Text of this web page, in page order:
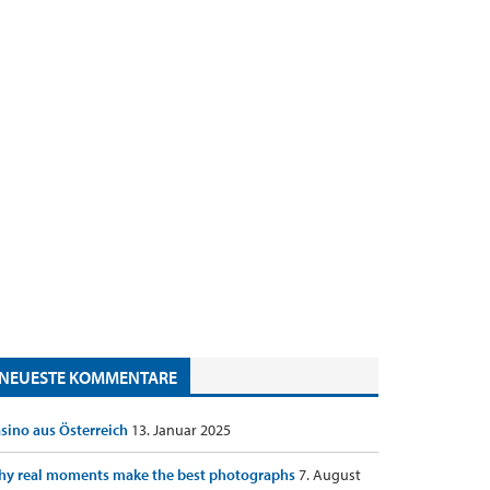
NEUESTE KOMMENTARE
aus Österreich 13. Januar 2025
real moments make the best photographs7. August